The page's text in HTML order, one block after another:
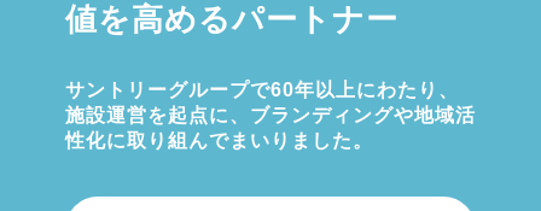
値を高めるパートナー
サントリーグループで60年以上にわたり、
施設運営を起点に、ブランディングや地域活
性化に取り組んでまいりました。